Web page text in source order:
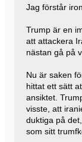
Jag förstår
Trump är en
att attackera
nästan gå på
Nu är saken
hittat ett sätt
ansiktet.
visste, att
duktiga på
som sitt